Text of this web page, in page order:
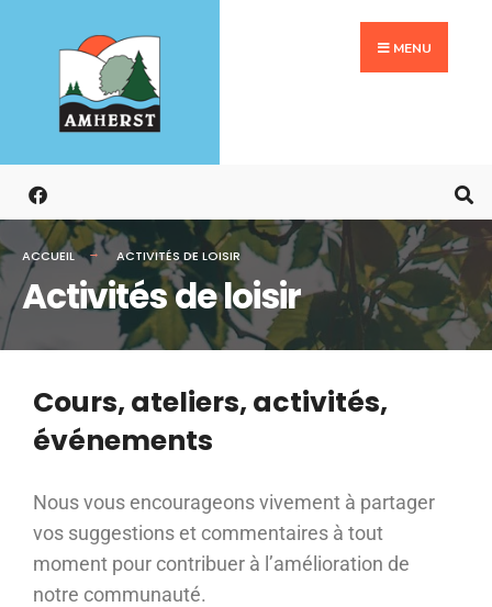
MENU
ACCUEIL ACTIVITÉS DE LOISIR
Activités de loisir
Cours, ateliers, activités,
événements
Nous vous encourageons vivement à partager
vos suggestions et commentaires à tout
moment pour contribuer à l’amélioration de
notre communauté.